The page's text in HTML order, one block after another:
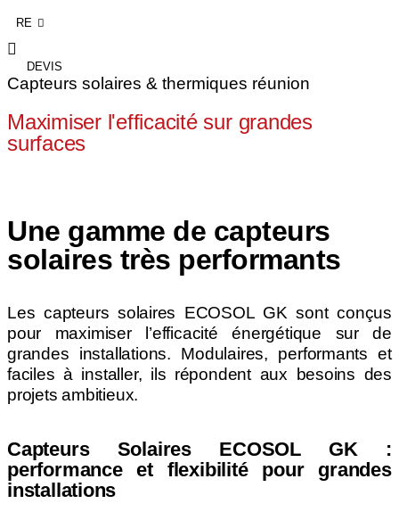
RE
AG
DEVIS
Capteurs solaires & thermiques réunion
Maximiser l'efficacité sur grandes
surfaces
Une gamme de capteurs
solaires très performants
Les capteurs solaires ECOSOL GK sont conçus
pour maximiser l’efficacité énergétique sur de
grandes installations. Modulaires, performants et
faciles à installer, ils répondent aux besoins des
projets ambitieux.
Capteurs Solaires ECOSOL GK :
performance et flexibilité pour grandes
installations